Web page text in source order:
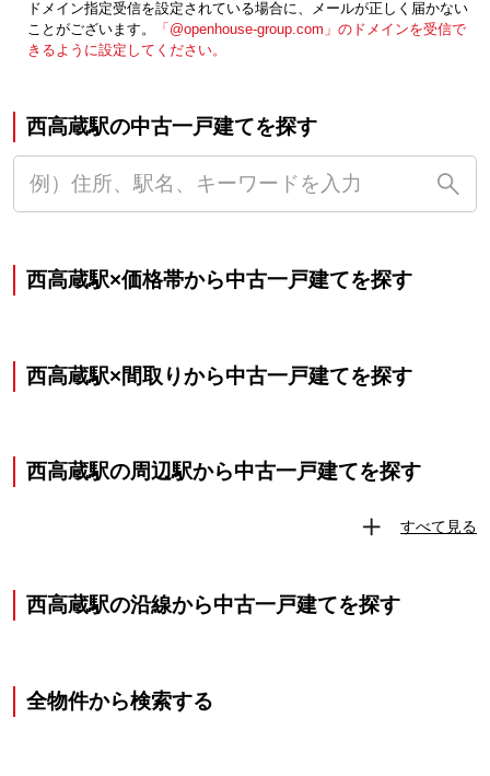
ドメイン指定受信を設定されている場合に、メールが正しく届かない
ことがございます。
「@openhouse-group.com」のドメインを受信で
きるように設定してください。
西高蔵駅の中古一戸建てを探す
西高蔵駅×価格帯から中古一戸建てを探す
西高蔵駅×間取りから中古一戸建てを探す
西高蔵駅の周辺駅から中古一戸建てを探す
すべて見る
西高蔵駅の沿線から中古一戸建てを探す
全物件から検索する